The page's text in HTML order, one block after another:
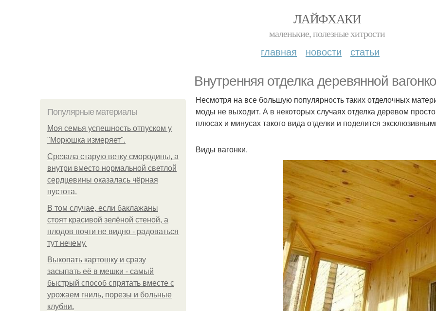
ЛАЙФХАКИ
маленькие, полезные хитрости
главная новости статьи
Внутренняя отделка деревянной
Популярные материалы
Моя семья успешность отпуском у
"Морюшка измеряет".
Срезала старую ветку смородины, а
внутри вместо нормальной светлой
сердцевины оказалась чёрная
пустота.
В том случае, если баклажаны
стоят красивой зелёной стеной, а
плодов почти не видно - радоваться
тут нечему.
Выкопать картошку и сразу
засыпать её в мешки - самый
быстрый способ спрятать вместе с
урожаем гниль, порезы и больные
клубни.
Несмотря на все большую популярность таких отделочных
моды не выходит. А в некоторых случаях отделка деревом
плюсах и минусах такого вида отделки и поделится
Виды вагонки.